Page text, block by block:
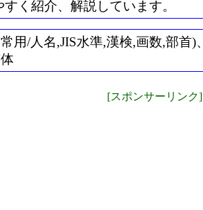
く紹介、解説しています。
用/人名,JIS水準,漢検,画数,部首)、
[スポンサーリンク]